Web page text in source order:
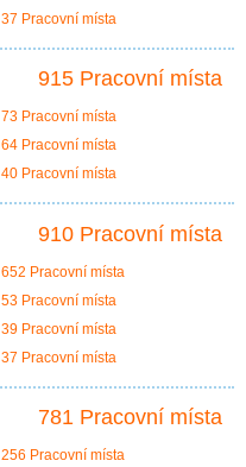
37 Pracovní místa
915 Pracovní místa
73 Pracovní místa
64 Pracovní místa
40 Pracovní místa
910 Pracovní místa
652 Pracovní místa
53 Pracovní místa
39 Pracovní místa
37 Pracovní místa
781 Pracovní místa
256 Pracovní místa